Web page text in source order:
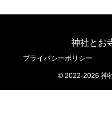
神社とお
プライバシーポリシー
© 2022-2026 神